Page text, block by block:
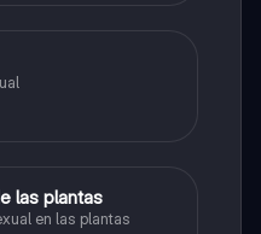
las plantas
en las plantas